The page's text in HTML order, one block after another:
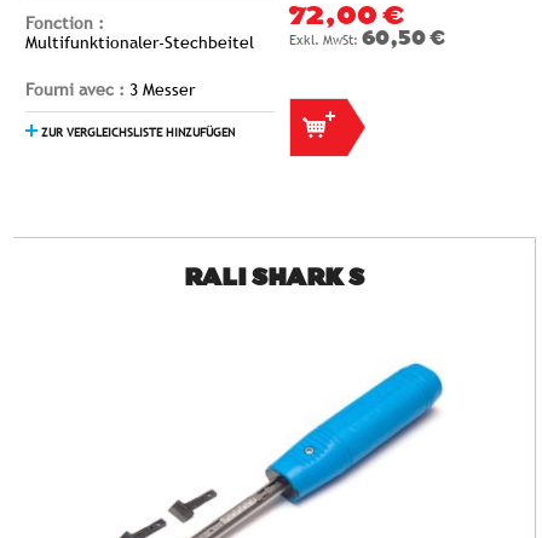
Fonction :
Multifunktionaler-Stechbeitel
Fourni avec : 3 Messer
ZUR VERGLEICHSLISTE HINZUFÜGEN
72,00 €
60,50 €
RALI SHARK S